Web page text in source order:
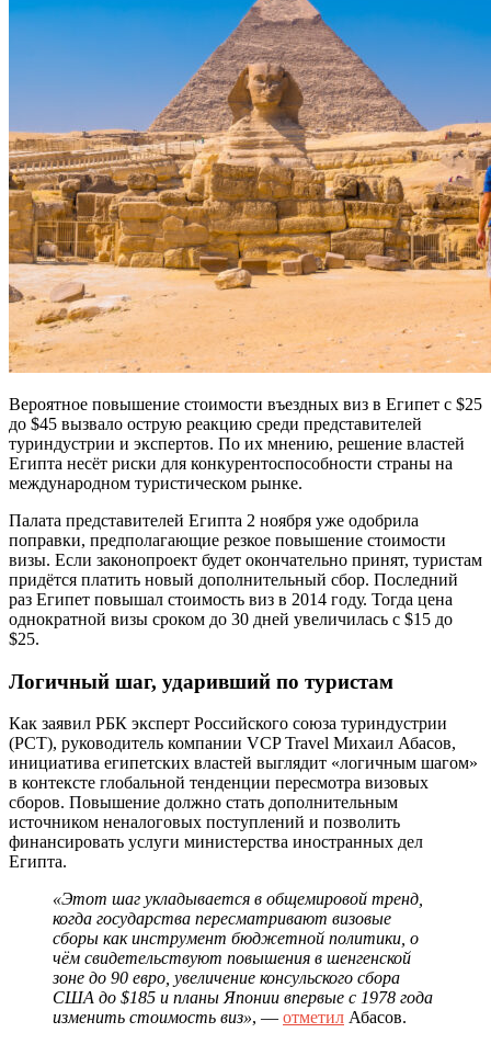
Вероятное повышение стоимости въездных виз в Египет с $25
до $45 вызвало острую реакцию среди представителей
туриндустрии и экспертов. По их мнению, решение властей
Египта несёт риски для конкурентоспособности страны на
международном туристическом рынке.
Палата представителей Египта 2 ноября уже одобрила
поправки, предполагающие резкое повышение стоимости
визы. Если законопроект будет окончательно принят, туристам
придётся платить новый дополнительный сбор. Последний
раз Египет повышал стоимость виз в 2014 году. Тогда цена
однократной визы сроком до 30 дней увеличилась с $15 до
$25.
Логичный шаг, ударивший по туристам
Как заявил РБК эксперт Российского союза туриндустрии
(РСТ), руководитель компании VCP Travel Михаил Абасов,
инициатива египетских властей выглядит «логичным шагом»
в контексте глобальной тенденции пересмотра визовых
сборов. Повышение должно стать дополнительным
источником неналоговых поступлений и позволить
финансировать услуги министерства иностранных дел
Египта.
«Этот шаг укладывается в общемировой тренд,
когда государства пересматривают визовые
сборы как инструмент бюджетной политики, о
чём свидетельствуют повышения в шенгенской
зоне до 90 евро, увеличение консульского сбора
США до $185 и планы Японии впервые с 1978 года
изменить стоимость виз», — отметил Абасов.